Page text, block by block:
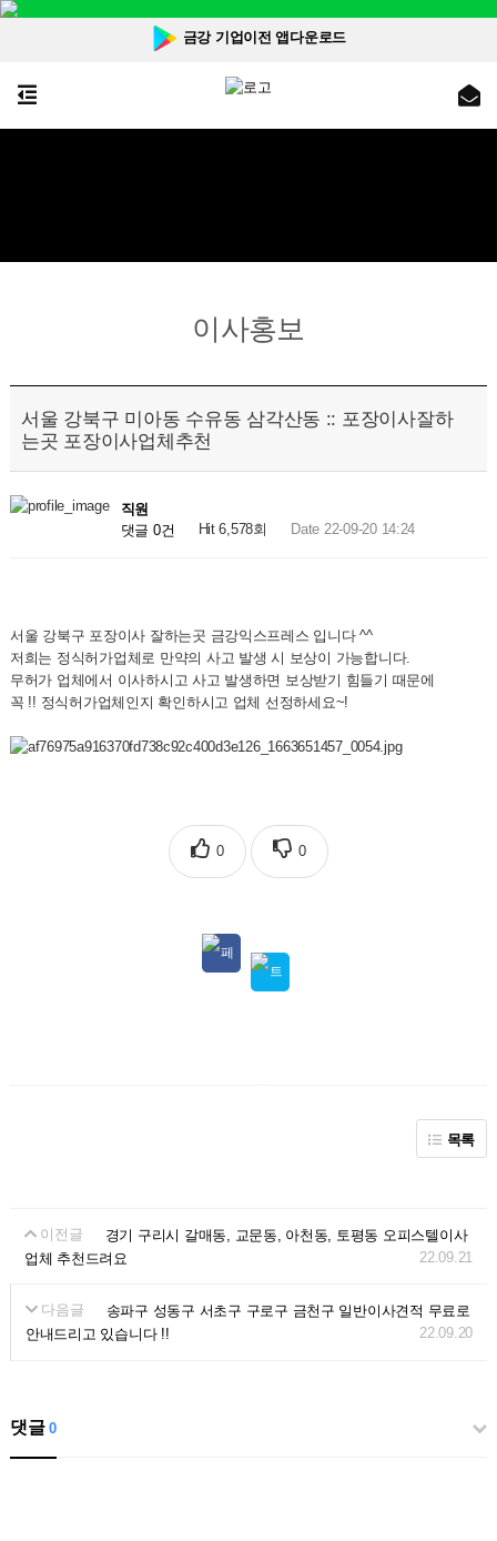
금강 기업이전 앱다운로드
이사홍보
서울 강북구 미아동 수유동 삼각산동 :: 포장이사잘하
는곳 포장이사업체추천
직원
댓글 0건
Hit 6,578회 Date 22-09-20 14:24
서울 강북구 포장이사 잘하는곳 금강익스프레스 입니다 ^^
저희는 정식허가업체로 만약의 사고 발생 시 보상이 가능합니다.
무허가 업체에서 이사하시고 사고 발생하면 보상받기 힘들기 때문에
꼭 !! 정식허가업체인지 확인하시고 업체 선정하세요~!
0 0
목록
이전글
경기 구리시 갈매동, 교문동, 아천동, 토평동 오피스텔이사
업체 추천드려요
22.09.21
다음글
송파구 성동구 서초구 구로구 금천구 일반이사견적 무료로
안내드리고 있습니다 !!
22.09.20
댓글0